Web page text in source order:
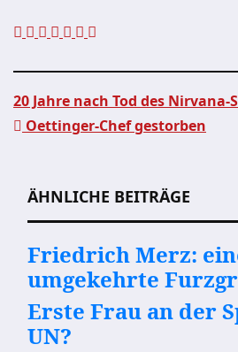
20 Jahre nach Tod des Nirvana-
Oettinger-Chef gestorben
ÄHNLICHE BEITRÄGE
Friedrich Merz:
umgekehrte
Erste Frau an der
UN?